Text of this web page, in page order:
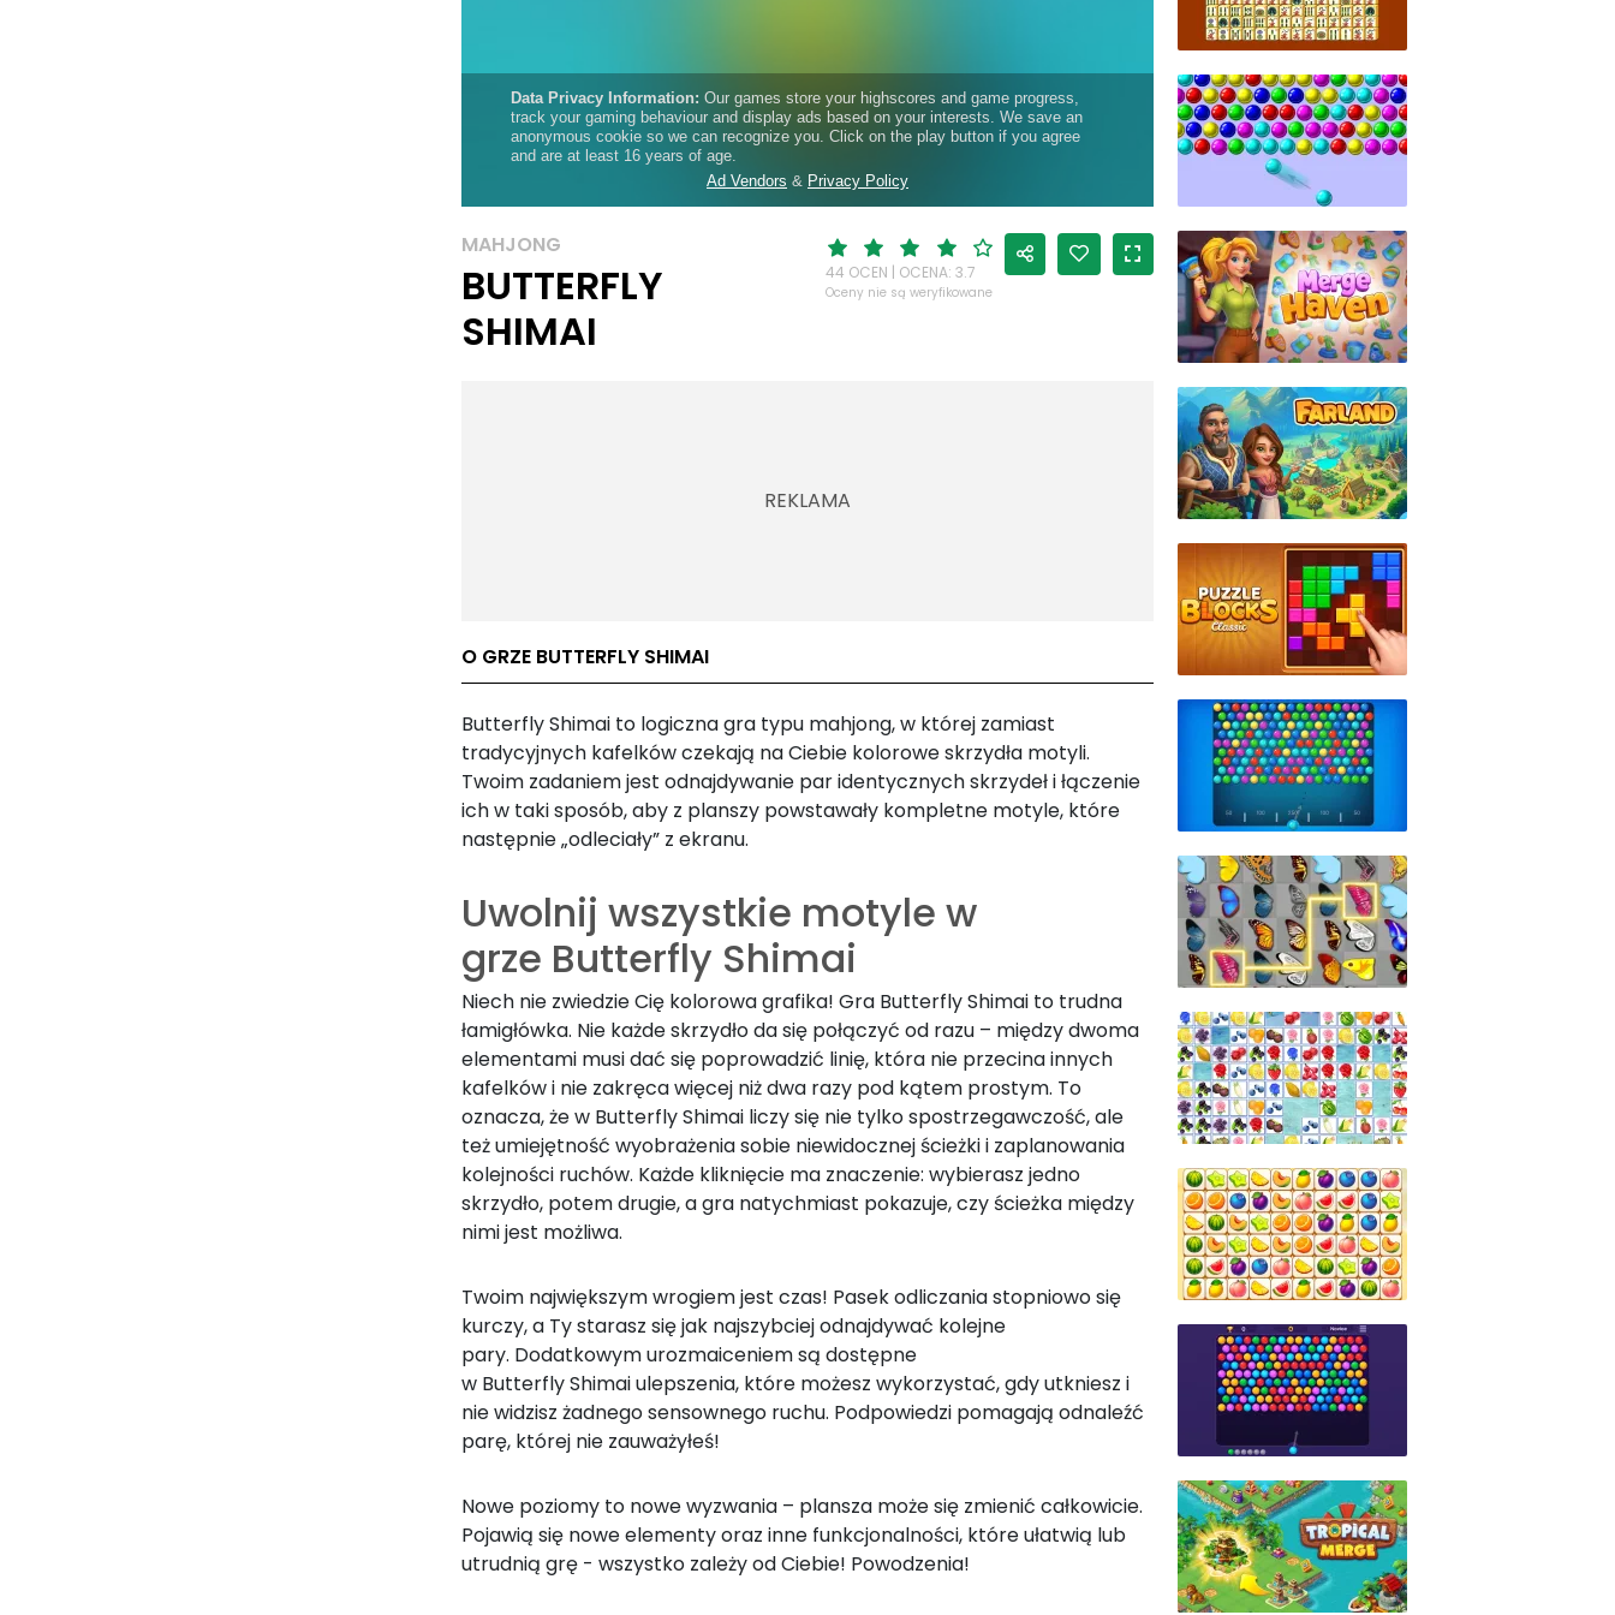
MAHJONG
BUTTERFLY
SHIMAI
44 OCEN | OCENA: 3.7
Oceny nie są weryfikowane
O GRZE BUTTERFLY SHIMAI
Butterfly Shimai to logiczna gra typu mahjong, w której zamiast
tradycyjnych kafelków czekają na Ciebie kolorowe skrzydła motyli.
Twoim zadaniem jest odnajdywanie par identycznych skrzydeł i łączenie
ich w taki sposób, aby z planszy powstawały kompletne motyle, które
następnie „odleciały” z ekranu.
Uwolnij wszystkie motyle w
grze Butterfly Shimai
Niech nie zwiedzie Cię kolorowa grafika! Gra Butterfly Shimai to trudna
łamigłówka. Nie każde skrzydło da się połączyć od razu – między dwoma
elementami musi dać się poprowadzić linię, która nie przecina innych
kafelków i nie zakręca więcej niż dwa razy pod kątem prostym. To
oznacza, że w Butterfly Shimai liczy się nie tylko spostrzegawczość, ale
też umiejętność wyobrażenia sobie niewidocznej ścieżki i zaplanowania
kolejności ruchów. Każde kliknięcie ma znaczenie: wybierasz jedno
skrzydło, potem drugie, a gra natychmiast pokazuje, czy ścieżka między
nimi jest możliwa.
Twoim największym wrogiem jest czas! Pasek odliczania stopniowo się
kurczy, a Ty starasz się jak najszybciej odnajdywać kolejne
pary. Dodatkowym urozmaiceniem są dostępne
w Butterfly Shimai ulepszenia, które możesz wykorzystać, gdy utkniesz i
nie widzisz żadnego sensownego ruchu. Podpowiedzi pomagają odnaleźć
parę, której nie zauważyłeś!
Nowe poziomy to nowe wyzwania – plansza może się zmienić całkowicie.
Pojawią się nowe elementy oraz inne funkcjonalności, które ułatwią lub
utrudnią grę - wszystko zależy od Ciebie! Powodzenia!